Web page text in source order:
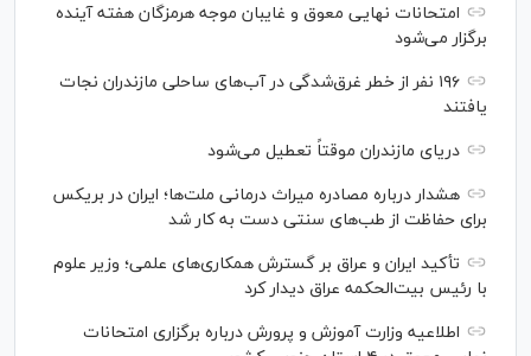
امتحانات نهایی معوق و غایبان موجه هرمزگان هفته آینده
برگزار می‌شود
۱۹۶ نفر از خطر غرق‌شدگی در آب‌های ساحلی مازندران نجات
یافتند
دریای مازندران موقتاً تعطیل می‌شود
هشدار درباره مصادره میراث درمانی ملت‌ها؛ ایران در بریکس
برای حفاظت از طب‌های سنتی دست به کار شد
تأکید ایران و عراق بر گسترش همکاری‌های علمی؛ وزیر علوم
با رئیس بیت‌الحکمه عراق دیدار کرد
اطلاعیه وزارت آموزش و پرورش درباره برگزاری امتحانات